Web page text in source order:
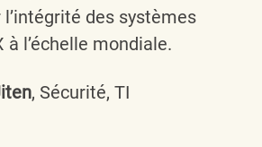
des systèmes
à l’échelle mondiale.
, Sécurité, TI